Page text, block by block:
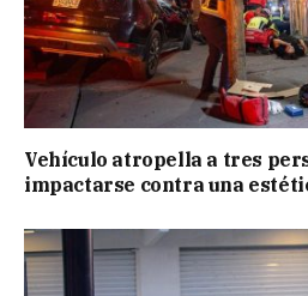
Vehículo atropella a tres
impactarse contra una